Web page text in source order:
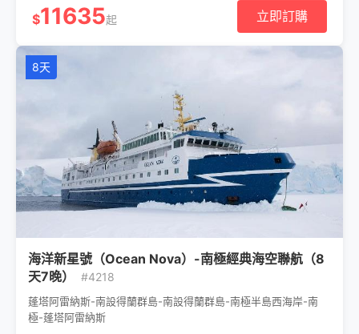
$11635起 立即訂購
8天
海洋新星號（Ocean Nova）-南極經典海空聯航（8
天7晚）
#4218
蓬塔阿雷納斯-南設得蘭群島-南設得蘭群島-南極半島西海岸-南
極-蓬塔阿雷納斯